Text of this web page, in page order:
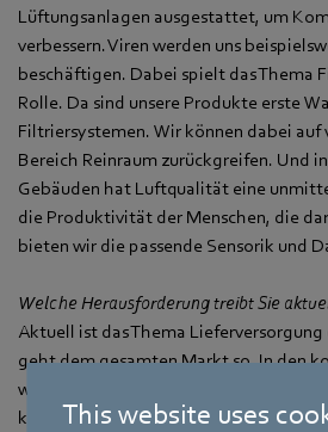
This website uses
Lüftungsanlagen ausgestattet, um
verbessern. Viren werden uns
beschäftigen. Dabei spielt das Thema
Rolle. Da sind unsere Produkte erste
Filtriersystemen. Wir können dabei auf
Bereich Reinraum zurückgreifen. Und
Gebäuden hat Luftqualität eine
die Produktivität der Menschen, die
bieten wir die passende Sensorik und
Welche Herausforderung treibt Sie
Aktuell ist das Thema
geht dem gesamten Markt so. In den
werden zudem die Kunden noch
kostengünstiger beliefert werden